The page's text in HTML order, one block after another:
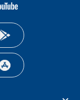
youtube-